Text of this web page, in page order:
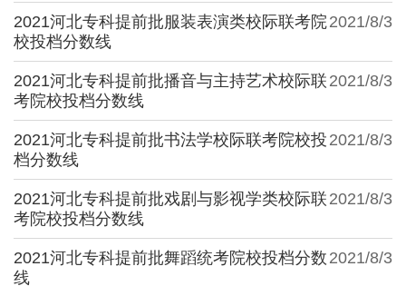
2021/8/3
2021河北专科提前批服装表演类校际联考院
校投档分数线
2021/8/3
2021河北专科提前批播音与主持艺术校际联
考院校投档分数线
2021/8/3
2021河北专科提前批书法学校际联考院校投
档分数线
2021/8/3
2021河北专科提前批戏剧与影视学类校际联
考院校投档分数线
2021/8/3
2021河北专科提前批舞蹈统考院校投档分数
线